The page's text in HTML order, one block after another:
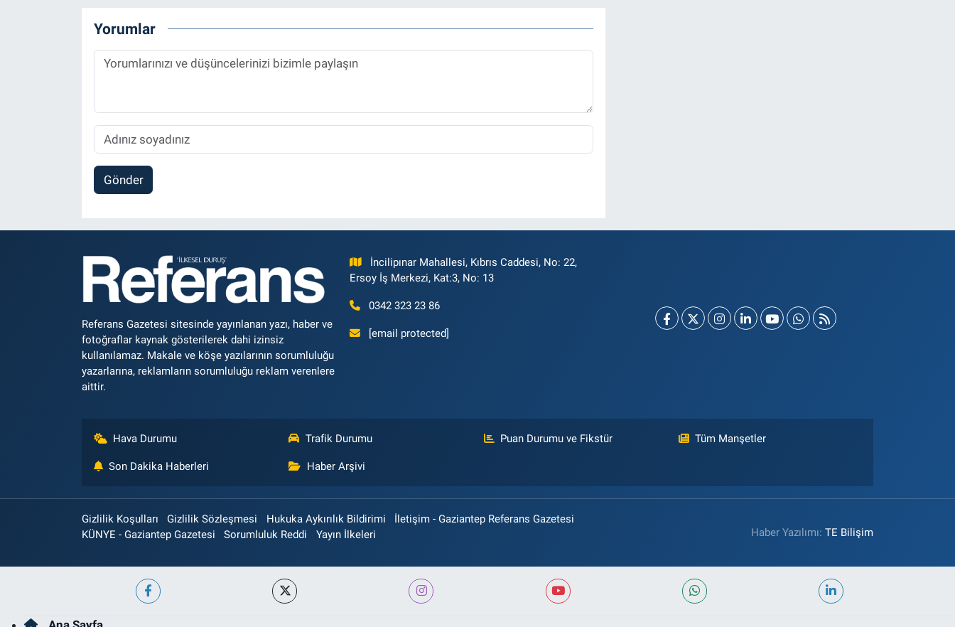
Yorumlar
Gönder
Referans Gazetesi sitesinde yayınlanan yazı, haber ve
fotoğraflar kaynak gösterilerek dahi izinsiz
kullanılamaz. Makale ve köşe yazılarının sorumluluğu
yazarlarına, reklamların sorumluluğu reklam verenlere
aittir.
İncilipınar Mahallesi, Kıbrıs Caddesi, No: 22,
Ersoy İş Merkezi, Kat:3, No: 13
0342 323 23 86
[email protected]
Hava Durumu Trafik Durumu Puan Durumu ve Fikstür Tüm Manşetler
Son Dakika Haberleri Haber Arşivi
Gizlilik Koşulları Gizlilik Sözleşmesi Hukuka Aykırılık Bildirimi
İletişim - Gaziantep Referans Gazetesi
KÜNYE - Gaziantep Gazetesi
Sorumluluk Reddi Yayın İlkeleri Haber Yazılımı:TE Bilişim